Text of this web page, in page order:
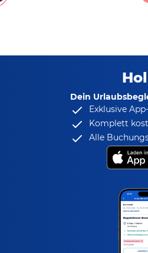
Dein
Exklusive
Komplett
Alle